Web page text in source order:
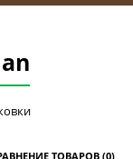
ТОВАРОВ (0)